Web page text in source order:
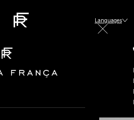
Languages